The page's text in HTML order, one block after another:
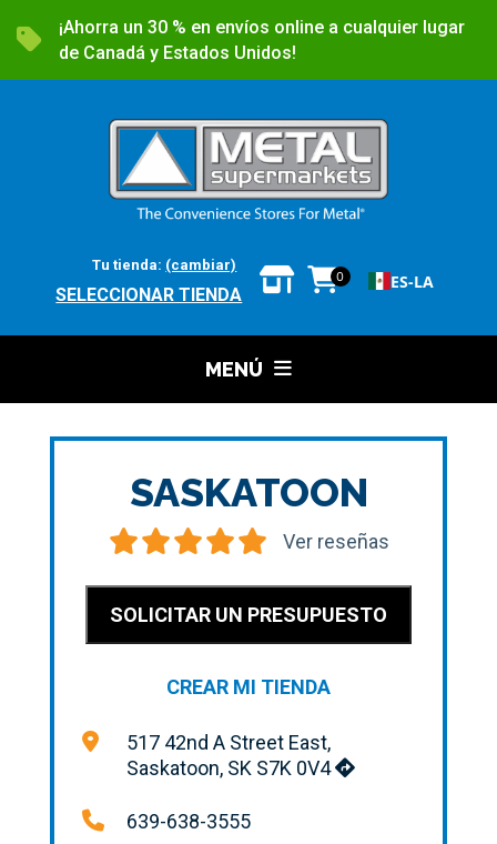
¡Ahorra un 30 % en envíos online a cualquier lugar
de Canadá y Estados Unidos!
Tu tienda: (cambiar)
SELECCIONAR TIENDA
0 ES-LA
MENÚ
SASKATOON
Ver reseñas
SOLICITAR UN PRESUPUESTO
CREAR MI TIENDA
517 42nd A Street East,
Saskatoon, SK S7K 0V4
639-638-3555